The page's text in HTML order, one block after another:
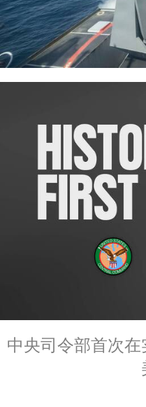
中央司令部首次